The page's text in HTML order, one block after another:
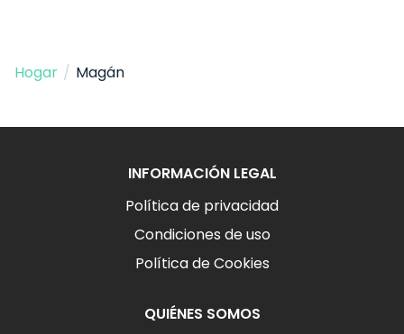
Hogar / Magán
INFORMACIÓN LEGAL
Política de privacidad
Condiciones de uso
Política de Cookies
QUIÉNES SOMOS